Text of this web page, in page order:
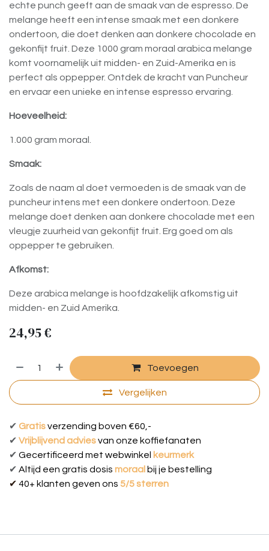
echte punch geeft aan de smaak van de espresso. De
melange heeft een intense smaak met een donkere
ondertoon, die doet denken aan donkere chocolade en
gekonfijt fruit. Deze 1000 gram moraal arabica melange
komt voornamelijk uit midden- en Zuid-Amerika en is
perfect als oppepper. Ontdek de kracht van Puncheur
en ervaar een unieke en intense espresso ervaring.
Hoeveelheid:
1.000 gram moraal.
Smaak:
Zoals de naam al doet vermoeden is de smaak van de
puncheur intens met een donkere ondertoon. Deze
melange doet denken aan donkere chocolade met een
vleugje zuurheid van gekonfijt fruit. Erg goed om als
oppepper te gebruiken.
Afkomst:
Deze arabica melange is hoofdzakelijk afkomstig uit
midden- en Zuid Amerika.
24,95€
Toevoegen
Vergelijken
✔ Gratisverzending boven €60,-
✔ Vrijblijvend adviesvan onze koffiefanaten
✔ Gecertificeerd met webwinkel keurmerk
✔ Al tijd een gratis dosis moraal bij je bestelling
✔ 40+ klanten geven ons 5/5 sterren